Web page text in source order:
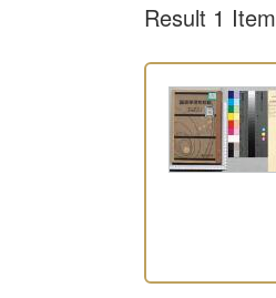
Result 1 Item